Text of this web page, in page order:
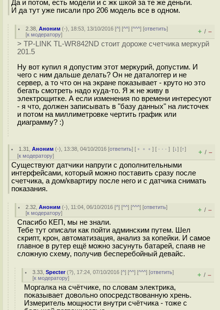
Да и потом, есть модели и с жк шкой за те же деньги.
И да тут уже писали про 206 модель все в одном.
2.38 ,Аноним (-), 18:53, 13/10/2016 [^] [^^] [^^^] [ответить]
[к модератору] + / –
> TP-LINK TL-WR842ND стоит дороже счетчика меркурй
201.5
Ну вот купил я допустим этот меркурий, допустим. И
чего с ним дальше делать? Он не даталоггер и не
сервер, а то что он на экране показывает - круто но это
бегать смотреть надо куда-то. Я ж не живу в
электрощитке. А если изменения по времени интересуют
- я что, должен записывать в "базу данных" на листочек
и потом на миллиметровке чертить график или
диаграмму? :)
1.31 ,Аноним (-), 13:38, 04/10/2016 [ответить] [ ﹢﹢﹢] [ · · ·][↓] [↑]
[к модератору] + / –
Существуют датчики напруги с дополнительными
интерфейсами, который можно поставить сразу после
счетчика, а дом/квартиру после него и с датчика снимать
показания.
2.32 ,Аноним (-), 11:04, 06/10/2016 [^] [^^] [^^^] [ответить]
[к модератору] + / –
Спасибо КЕП, мы не знали.
Тебе тут описали как пойти админским путем. Шел
скрипт, крон, автоматизация, анализ за копейки. И самое
главное в рутер ещё можно засунуть батарей, спаяв не
сложную схему, получив бесперебойный девайс.
3.33 ,Specter(?), 17:24, 07/10/2016 [^] [^^] [^^^] [ответить]
[к модератору] + / –
Моргалка на счётчике, по словам электрика,
показывает довольно опосредствованную хрень.
Измеритель мощности внутри счётчика - тоже с